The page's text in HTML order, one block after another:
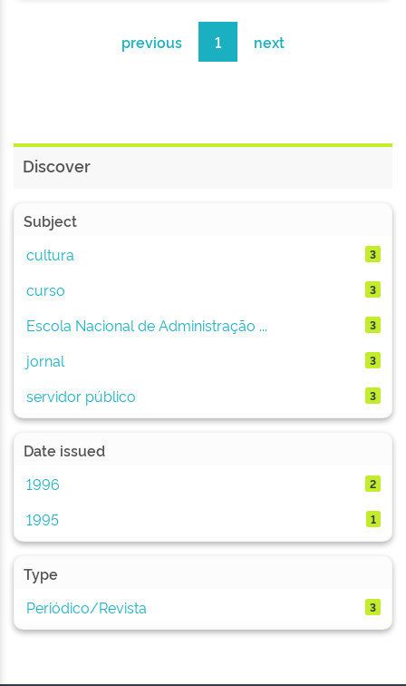
previous 1 next
Discover
Subject
cultura
3
curso 3
Escola Nacional de Administração ... 3
jornal 3
servidor público 3
Date issued
1996
2
1995 1
Type
Periódico/Revista
3